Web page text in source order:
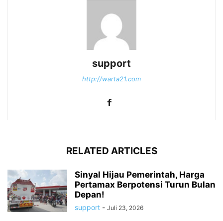
support
http://warta21.com
RELATED ARTICLES
Sinyal Hijau Pemerintah, Harga
Pertamax Berpotensi Turun Bulan
Depan!
support - Juli 23, 2026